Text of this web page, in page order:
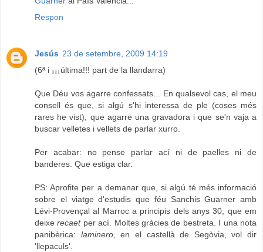
Respon
Jesús 23 de setembre, 2009 14:19
(6ª i ¡¡¡última!!! part de la llandarra)
Que Déu vos agarre confessats... En qualsevol cas, el meu
consell és que, si algú s'hi interessa de ple (coses més
rares he vist), que agarre una gravadora i que se'n vaja a
buscar velletes i vellets de parlar xurro.
Per acabar: no pense parlar ací ni de paelles ni de
banderes. Que estiga clar.
PS: Aprofite per a demanar que, si algú té més informació
sobre el viatge d'estudis que féu Sanchis Guarner amb
Lévi-Provençal al Marroc a principis dels anys 30, que em
deixerecaetper ací. Moltes gràcies de bestreta. I una nota
panibèrica: laminero, en el castellà de Segòvia, vol dir
'llepaculs'.